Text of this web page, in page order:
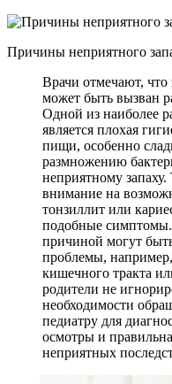
Причины неприятного
Врачи отмечают, что
может быть вызван
Одной из наиболее
является плохая
пищи, особенно
размножению
неприятному
внимание на
тонзиллит или
подобные
причиной могут
проблемы,
кишечного тракта
родители не
необходимости
педиатру для
осмотры и
неприятных